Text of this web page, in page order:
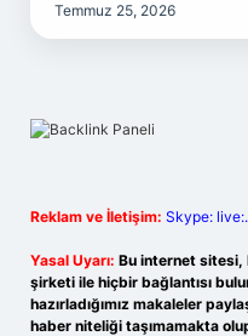
Temmuz 25, 2026
Reklam ve İletişim: Skype:
Yasal Uyarı: Bu internet sitesi,
şirketi ile hiçbir bağlantısı
hazırladığımız makaleler
haber niteliği taşımamakta